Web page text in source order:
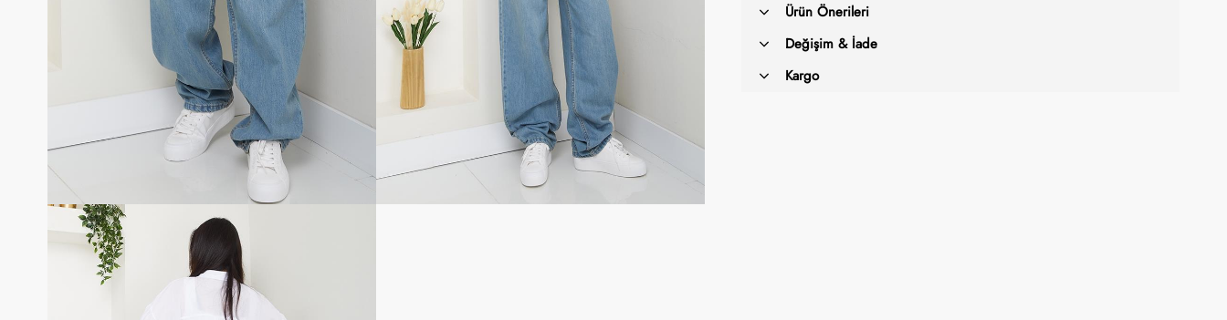
Ürün Önerileri
Değişim & İade
Kargo